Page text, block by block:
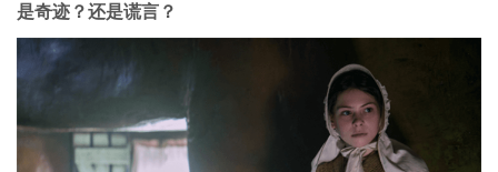
是奇迹？还是谎言？